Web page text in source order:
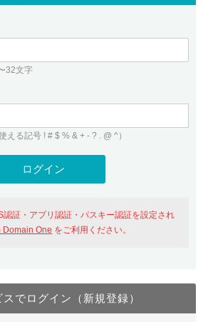
NEW!
ログイン
ュードメインをご利用希望の方
Domainにログイン
タルサーバーを含む最新の機能を使う方
Domain Oneにログイン
ユーザー登録
32文字
る記号 ! # $ % & + - ? . @ ^）
認証・アプリ認証・パスキー認証を設定され
Domain One をご利用ください。
でログイン（新規登録）